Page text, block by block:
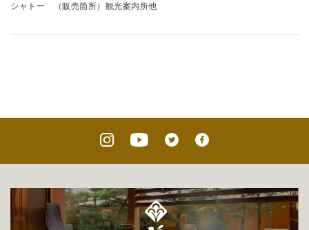
シャトー （販売箇所）観光案内所他